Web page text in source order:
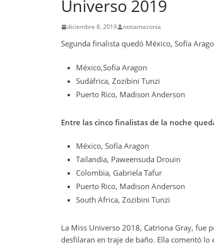
Universo 2019
diciembre 8, 2019 notiamazonia
Segunda finalista quedó México, Sofía
México,Sofía Aragon
Sudáfrica, Zozibini Tunzi
Puerto Rico, Madison Anderson
Entre las cinco finalistas de la noche
México, Sofía Aragon
Tailandia, Paweensuda Drouin
Colombia, Gabriela Tafur
Puerto Rico, Madison Anderson
South Africa, Zozibini Tunzi
La Miss Universo 2018, Catriona Gray, fue
desfilaran en traje de baño. Ella comentó